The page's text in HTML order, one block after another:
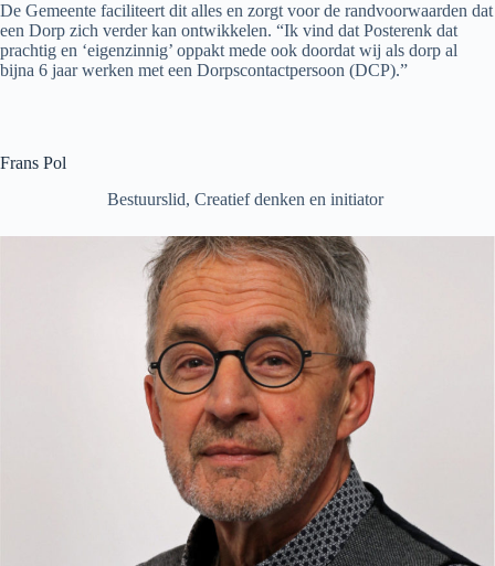
De Gemeente faciliteert dit alles en zorgt voor de randvoorwaarden dat
een Dorp zich verder kan ontwikkelen. “Ik vind dat Posterenk dat
prachtig en ‘eigenzinnig’ oppakt mede ook doordat wij als dorp al
bijna 6 jaar werken met een Dorpscontactpersoon (DCP).”
Frans Pol
Bestuurslid, Creatief denken en initiator